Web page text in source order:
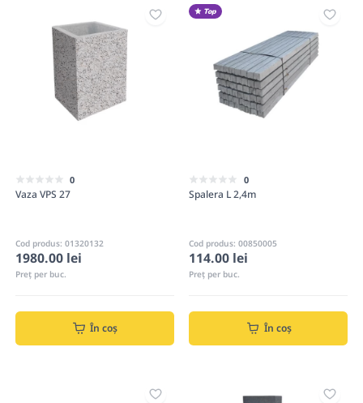
0
Vaza VPS 27
Cod produs: 01320132
1980.00 lei
Preț per buc.
În coș
Top
0
Spalera L 2,4m
Cod produs: 00850005
114.00 lei
Preț per buc.
În coș